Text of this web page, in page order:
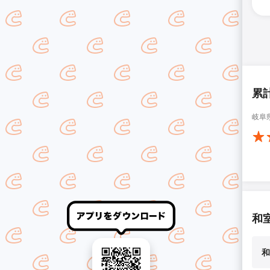
累
岐阜
和